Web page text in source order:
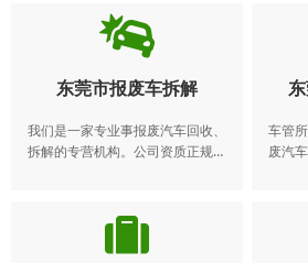
报废车、报废车收购、报废车处理
交售
回
书、
管理
不办
管理
书、
东莞市报废车拆解
我们是一家专业事报废汽车回收、
拆解的专营机构。公司资质正规，
车管
废汽
规定
利用